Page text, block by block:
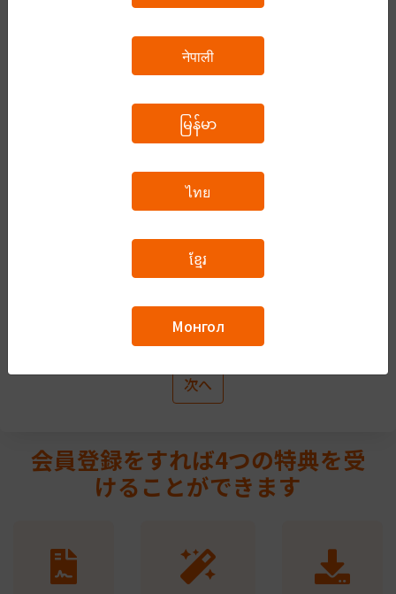
外に住んでいて在留資格をまだ持っていない場合は「なし」を選択して
次へ
会員登録をすれば4つの特典を受
けることができます
नेपाली
မြန်မာ
ไทย
ខ្មែរ
Монгол